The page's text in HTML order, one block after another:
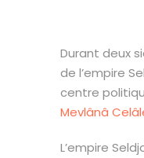
Durant deux
de l’empire
centre
Mevlânâ
L’empire